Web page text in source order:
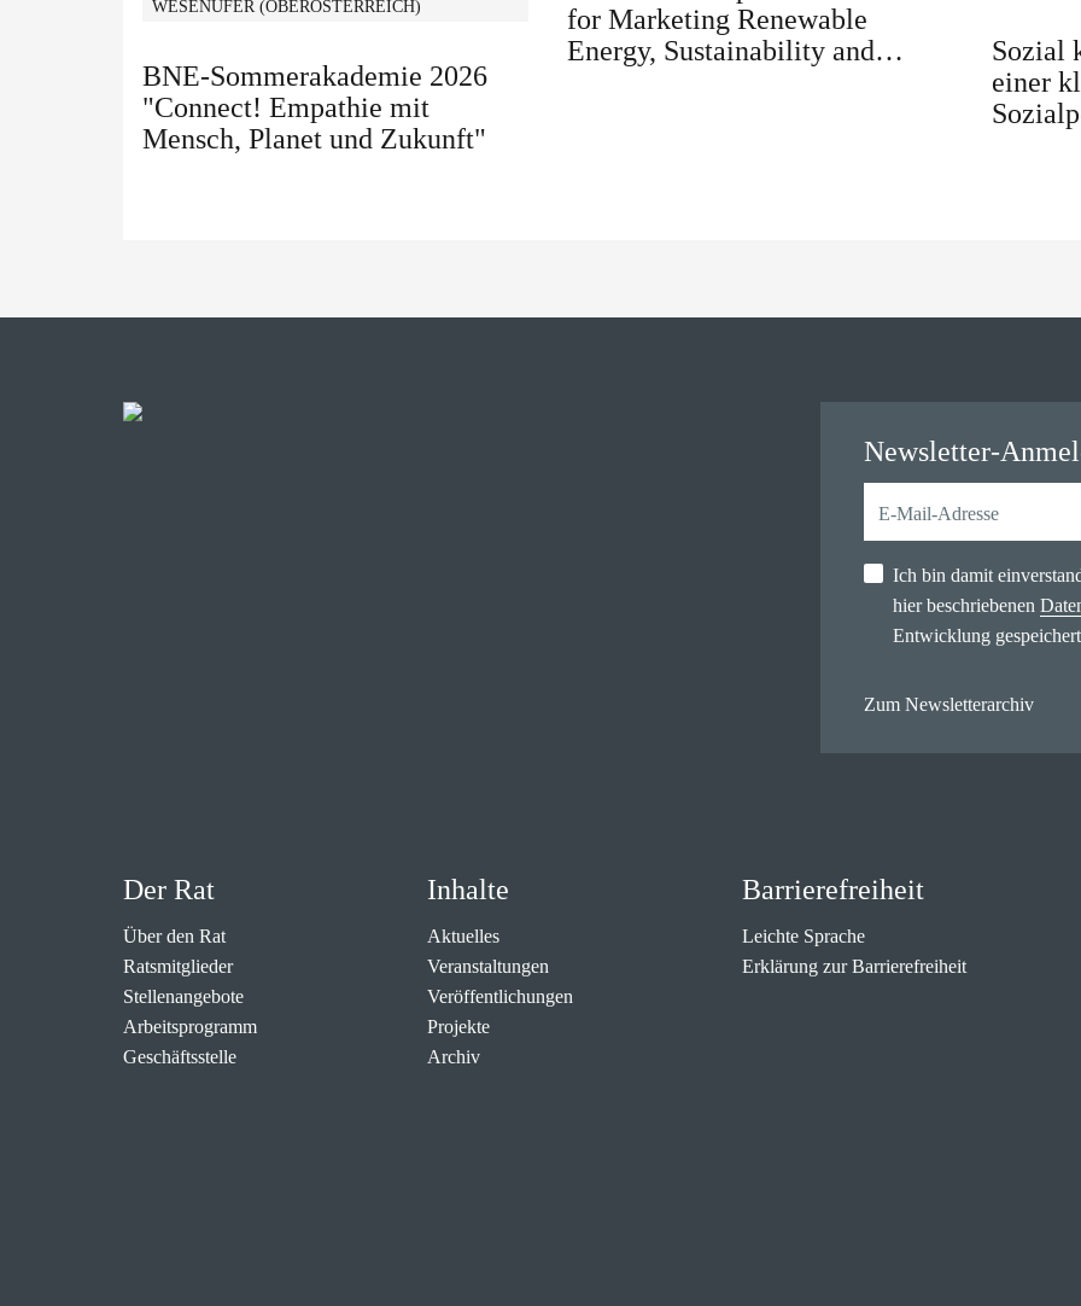
WESENUFER (OBERÖSTERREICH)
BNE-Sommerakademie 2026
"Connect! Empathie mit
Mensch, Planet und Zukunft"
for Marketing Renewable
Energy, Sustainability and
Sozial
einer
Newsletter-
Ich bin damit
hier beschriebenen
Entwicklung
Zum Newsletterarchiv
Der Rat
Über den Rat
Ratsmitglieder
Stellenangebote
Arbeitsprogramm
Geschäftsstelle
Inhalte
Aktuelles
Veranstaltungen
Veröffentlichungen
Projekte
Archiv
Barrierefreiheit
Leichte Sprache
Erklärung zur Barrierefreiheit